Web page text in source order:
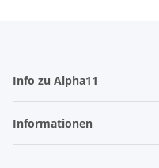
Info zu Alpha11
Informationen